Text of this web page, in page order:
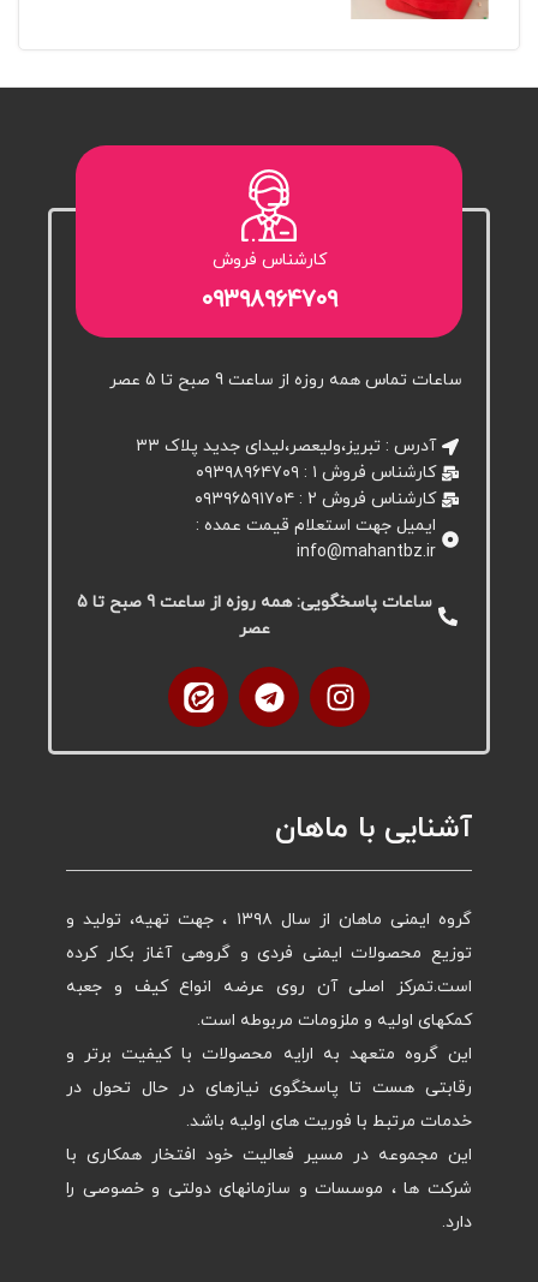
کارشناس فروش
۰۹۳۹۸۹۶۴۷۰۹
ساعات تماس همه روزه از ساعت 9 صبح تا 5 عصر
آدرس : تبریز،ولیعصر،لیدای جدید پلاک ۳۳
کارشناس فروش ۱ : ۰۹۳۹۸۹۶۴۷۰۹
کارشناس فروش 2 : ۰۹۳۹۶۵۹۱۷۰۴
ایمیل جهت استعلام قیمت عمده :
info@mahantbz.ir
ساعات پاسخگویی: همه روزه از ساعت 9 صبح تا 5
عصر
آشنایی با ماهان
گروه ایمنی ماهان از سال ۱۳۹۸ ، جهت تهیه، تولید و
توزیع محصولات ایمنی فردی و گروهی آغاز بکار کرده
است.تمرکز اصلی آن روی عرضه انواع کیف و جعبه
کمکهای اولیه و ملزومات مربوطه است.
این گروه متعهد به ارایه محصولات با کیفیت برتر و
رقابتی هست تا پاسخگوی نیازهای در حال تحول در
خدمات مرتبط با فوریت های اولیه باشد.
این مجموعه در مسیر فعالیت خود افتخار همکاری با
شرکت ها ، موسسات و سازمانهای دولتی و خصوصی را
دارد.